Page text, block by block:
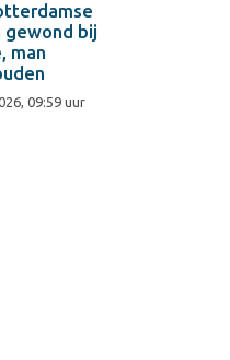
gewond bij
man
09:59 uur